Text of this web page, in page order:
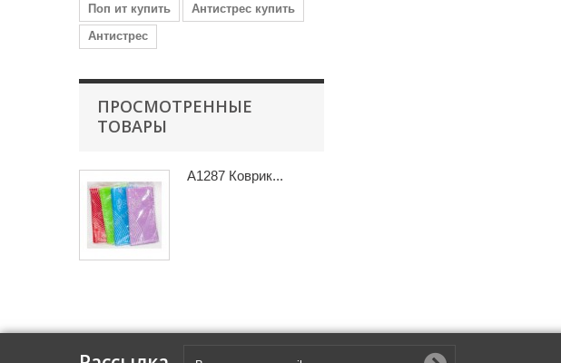
Поп ит купить
Антистрес купить
Антистрес
ПРОСМОТРЕННЫЕ
ТОВАРЫ
A1287 Коврик...